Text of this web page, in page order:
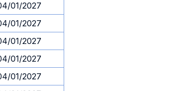
01/2027
01/2027
01/2027
01/2027
01/2027